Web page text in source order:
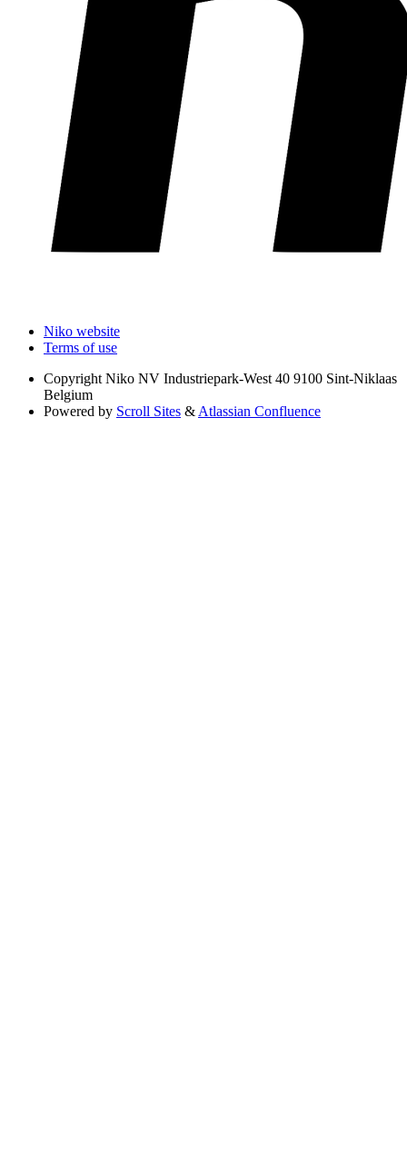
Niko website
Terms of use
Copyright Niko NV Industriepark-West 40 9100 Sint-Niklaas
Belgium
Powered by Scroll Sites & Atlassian Confluence